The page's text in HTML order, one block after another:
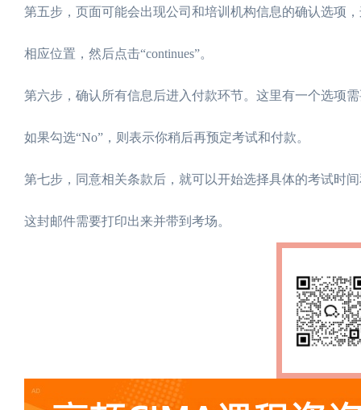
第五步，页面可能会出现公司和培训机构信息的确认选项
相应位置，然后点击“continues”。
第六步，确认所有信息后进入付款环节。这里有一个选项
如果勾选“No”，则表示你稍后再预定考试和付款。
第七步，同意相关条款后，就可以开始选择具体的考试时
这封邮件需要打印出来并带到考场。